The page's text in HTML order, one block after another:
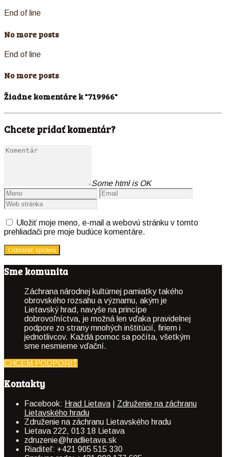
End of line
No more posts
End of line
No more posts
Žiadne komentáre k "719966"
Chcete pridať komentár?
Some html is OK
Uložiť moje meno, e-mail a webovú stránku v tomto
prehliadači pre moje budúce komentáre.
Sme komunita
Záchrana národnej kultúrnej pamiatky takého
obrovského rozsahu a významu, akým je
Lietavský hrad, navyše na princípe
dobrovoľníctva, je možná len vďaka pravidelnej
podpore zo strany mnohých inštitúcií, firiem i
jednotlivcov. Každá pomoc sa počíta, všetkým
sme nesmierne vďační.
CHCEM PODPORIŤ
Kontakty
Facebook: Hrad Lietava
Združenie na záchranu
Lietavského hradu
Združenie na záchranu Lietavského hradu
Lietava 222, 013 18 Lietava
zdruzenie@hradlietava.sk
Riaditeľ: +421 905 515 330